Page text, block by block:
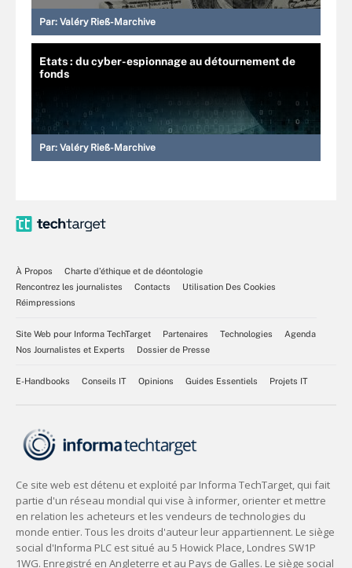
Par: Valéry Rieß-Marchive
Etats : du cyber-espionnage au détournement de
fonds
Par: Valéry Rieß-Marchive
À Propos
Charte d’éthique et de déontologie
Rencontrez les journalistes
Contacts
Utilisation Des Cookies
Réimpressions
Site Web pour Informa TechTarget Partenaires Technologies
Agenda
Nos Journalistes et Experts
Dossier de Presse
E-Handbooks Conseils IT Opinions Guides Essentiels Projets IT